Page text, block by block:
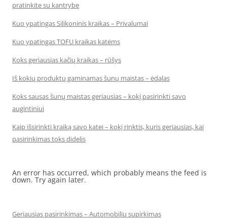
pratinkite su kantrybe
Kuo ypatingas Silikoninis kraikas – Privalumai
Kuo ypatingas TOFU kraikas katėms
Koks geriausias kačių kraikas – rūšys
Iš kokių produktų gaminamas šunų maistas – ėdalas
Koks sausas šunų maistas geriausias – kokį pasirinkti savo
augintiniui
Kaip išsirinkti kraiką savo katei – kokį rinktis, kuris geriausias, kai
pasirinkimas toks didelis
An error has occurred, which probably means the feed is
down. Try again later.
Geriausias pasirinkimas – Automobilių supirkimas